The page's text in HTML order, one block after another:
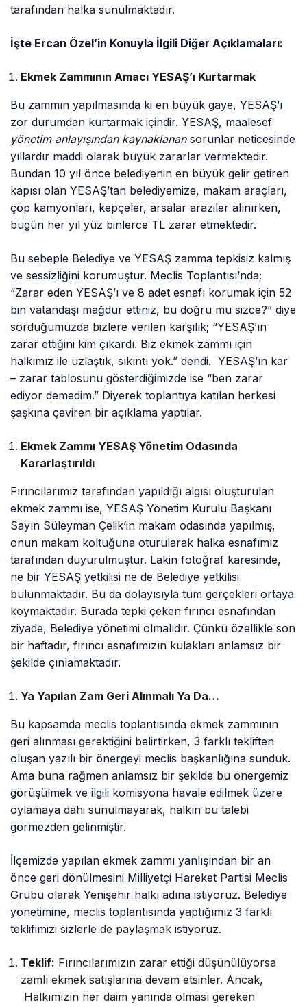
tarafından halka sunulmaktadır.
İşte Ercan Özel’in Konuyla İlgili Diğer Açıklamaları:
Ekmek Zammının Amacı YESAŞ’ı Kurtarmak
Bu zammın yapılmasında ki en büyük gaye, YESAŞ’ı
zor durumdan kurtarmak içindir. YESAŞ, maalesef
yönetim anlayışından kaynaklanansorunlar neticesinde
yıllardır maddi olarak büyük zararlar vermektedir.
Bundan 10 yıl önce belediyenin en büyük gelir getiren
kapısı olan YESAŞ’tan belediyemize, makam araçları,
çöp kamyonları, kepçeler, arsalar araziler alınırken,
bugün her yıl yüz binlerce TL zarar etmektedir.
Bu sebeple Belediye ve YESAŞ zamma tepkisiz kalmış
ve sessizliğini korumuştur. Meclis Toplantısı’nda;
“Zarar eden YESAŞ’ı ve 8 adet esnafı korumak için 52
bin vatandaşı mağdur ettiniz, bu doğru mu sizce?” diye
sorduğumuzda bizlere verilen karşılık; “YESAŞ’ın
zarar ettiğini kim çıkardı. Biz ekmek zammı için
halkımız ile uzlaştık, sıkıntı yok.” dendi. YESAŞ’ın kar
– zarar tablosunu gösterdiğimizde ise “ben zarar
ediyor demedim.” Diyerek toplantıya katılan herkesi
şaşkına çeviren bir açıklama yaptılar.
Ekmek Zammı YESAŞ Yönetim Odasında
Kararlaştırıldı
Fırıncılarımız tarafından yapıldığı algısı oluşturulan
ekmek zammı ise, YESAŞ Yönetim Kurulu Başkanı
Sayın Süleyman Çelik’in makam odasında yapılmış,
onun makam koltuğuna oturularak halka esnafımız
tarafından duyurulmuştur. Lakin fotoğraf karesinde,
ne bir YESAŞ yetkilisi ne de Belediye yetkilisi
bulunmaktadır. Bu da dolayısıyla tüm gerçekleri ortaya
koymaktadır. Burada tepki çeken fırıncı esnafından
ziyade, Belediye yönetimi olmalıdır. Çünkü özellikle son
bir haftadır, fırıncı esnafımızın kulakları anlamsız bir
şekilde çınlamaktadır.
Ya Yapılan Zam Geri Alınmalı Ya Da…
Bu kapsamda meclis toplantısında ekmek zammının
geri alınması gerektiğini belirtirken, 3 farklı tekliften
oluşan yazılı bir önergeyi meclis başkanlığına sunduk.
Ama buna rağmen anlamsız bir şekilde bu önergemiz
görüşülmek ve ilgili komisyona havale edilmek üzere
oylamaya dahi sunulmayarak, halkın bu talebi
görmezden gelinmiştir.
İlçemizde yapılan ekmek zammı yanlışından bir an
önce geri dönülmesini Milliyetçi Hareket Partisi Meclis
Grubu olarak Yenişehir halkı adına istiyoruz. Belediye
yönetimine, meclis toplantısında yaptığımız 3 farklı
teklifimizi sizlerle de paylaşmak istiyoruz.
Teklif: Fırıncılarımızın zarar ettiği düşünülüyorsa
zamlı ekmek satışlarına devam etsinler. Ancak,
Halkımızın her daim yanında olması gereken